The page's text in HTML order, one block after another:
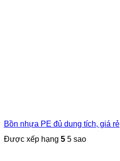
Bồn nhựa PE đủ dung tích, giá rẻ
Được xếp hạng 5 5 sao